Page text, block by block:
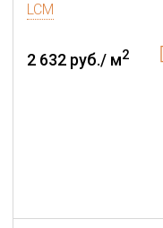
LCM
2 632 руб./ м2